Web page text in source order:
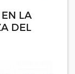
LA
DEL